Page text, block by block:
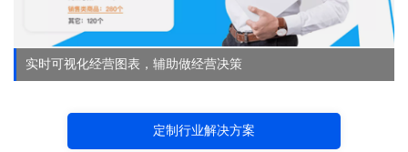
实时可视化经营图表，辅助做经营决策
定制行业解决方案